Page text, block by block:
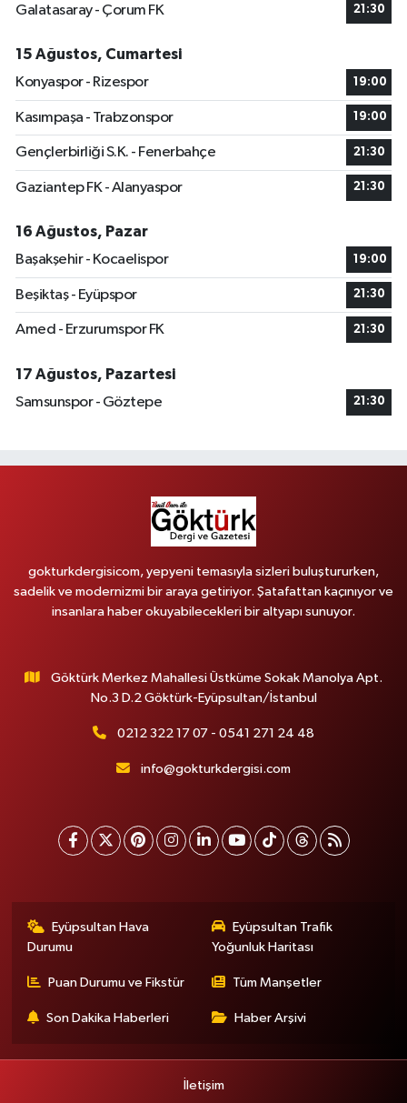
Galatasaray - Çorum FK
21:30
15 Ağustos, Cumartesi
Konyaspor - Rizespor
19:00
Kasımpaşa - Trabzonspor 19:00
Gençlerbirliği S.K. - Fenerbahçe 21:30
Gaziantep FK - Alanyaspor 21:30
16 Ağustos, Pazar
Başakşehir - Kocaelispor
19:00
Beşiktaş - Eyüpspor 21:30
Amed - Erzurumspor FK 21:30
17 Ağustos, Pazartesi
Samsunspor - Göztepe
21:30
gokturkdergisicom, yepyeni temasıyla sizleri buluştururken,
sadelik ve modernizmi bir araya getiriyor. Şatafattan kaçınıyor ve
insanlara haber okuyabilecekleri bir altyapı sunuyor.
Göktürk Merkez Mahallesi Üstküme Sokak Manolya Apt.
No.3 D.2 Göktürk-Eyüpsultan/İstanbul
0212 322 17 07 - 0541 271 24 48
info@gokturkdergisi.com
Eyüpsultan Hava
Durumu
Eyüpsultan Trafik
Yoğunluk Haritası
Puan Durumu ve Fikstür Tüm Manşetler
Son Dakika Haberleri Haber Arşivi
İletişim